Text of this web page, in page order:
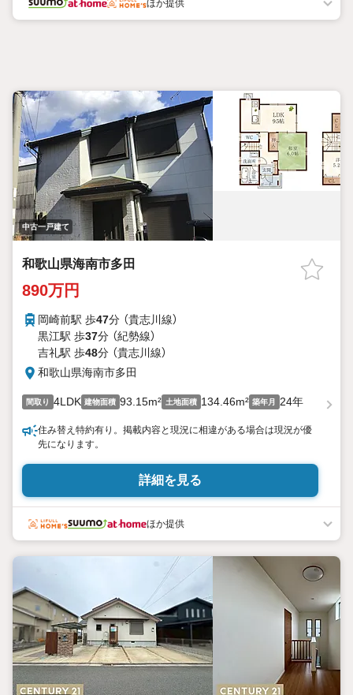
ほか提供
中古一戸建て
和歌山県海南市多田
890万円
岡崎前駅 歩47分 （貴志川線）
黒江駅 歩37分 （紀勢線）
吉礼駅 歩48分 （貴志川線）
和歌山県海南市多田
間取り 4LDK 建物面積 93.15m² 土地面積 134.46m² 築年月 24年
住み替え特約有り。掲載内容と現況に相違がある場合は現況が優
先になります。
詳細を見る
ほか提供